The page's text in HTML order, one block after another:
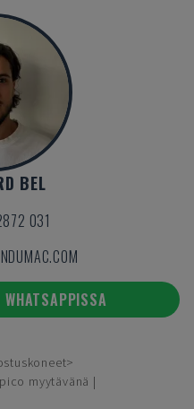
BEL
031
WHATSAPPISSA
myytävänä |